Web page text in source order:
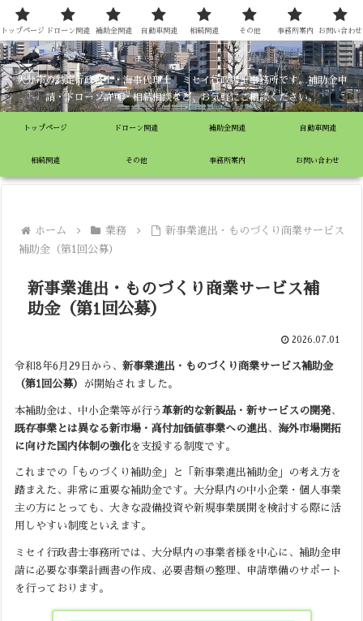
ミセイ行政書士事務所
大分市の特定行政書士・海事代理士 ミセイ行政書士事務所です。補助金申
請・ドローン許可・相続相談など、お気軽にご相談ください。
トップページ ドローン関連 補助金関連 自動車関連
相続関連 その他 事務所案内 お問い合わせ
ホーム 業務
新事業進出・ものづくり商業サービス
補助金（第1回公募）
新事業進出・ものづくり商業サービス補
助金（第1回公募）
2026.07.01
令和8年6月29日から、新事業進出・ものづくり商業サービス補助金
（第1回公募） が開始されました。
本補助金は、中小企業等が行う革新的な新製品・新サービスの開発、
既存事業とは異なる新市場・高付加価値事業への進出、海外市場開拓
に向けた国内体制の強化を支援する制度です。
これまでの「ものづくり補助金」と「新事業進出補助金」の考え方を
踏まえた、非常に重要な補助金です。大分県内の中小企業・個人事業
主の方にとっても、大きな設備投資や新規事業展開を検討する際に活
用しやすい制度といえます。
ミセイ行政書士事務所では、大分県内の事業者様を中心に、補助金申
請に必要な事業計画書の作成、必要書類の整理、申請準備のサポート
を行っております。
トップページ ドローン関連 補助金関連 自動車関連 相続関連 その他 事務所案内 お問い合わせ